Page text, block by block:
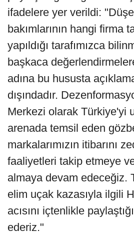
ifadelere yer verildi:
bakımlarının hangi firma
yapıldığı tarafımızca
başkaca
adına bu hususta
dışındadır.
Merkezi olarak Türkiye'yi
arenada temsil eden
markalarımızın itibarını
faaliyetleri takip etmeye
almaya devam edeceğiz.
elim uçak kazasıyla ilgili
acısını içtenlikle
ederiz."